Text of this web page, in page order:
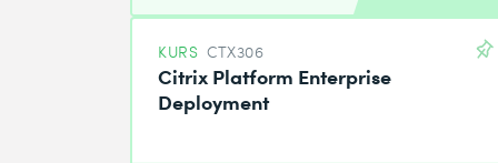
KURS CTX306
Citrix Platform Enterprise
Deployment